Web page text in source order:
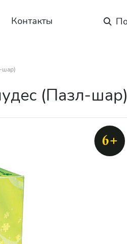
Контакты
шар)
(Пазл-шар)
6+